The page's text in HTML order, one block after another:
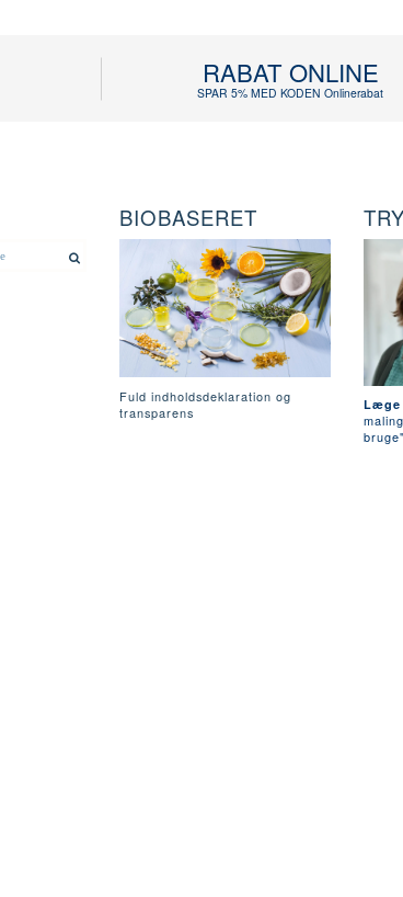
RABAT ONLINE
SPAR 5% MED KODEN Onlinerabat
BIOBASERET
Fuld indholdsdeklaration og
transparens
Læge